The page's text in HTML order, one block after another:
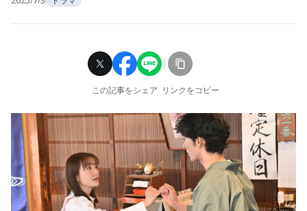
この記事をシェア リンクをコピー